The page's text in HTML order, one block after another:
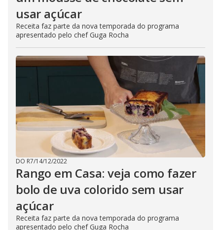
usar açúcar
Receita faz parte da nova temporada do programa
apresentado pelo chef Guga Rocha
DO R7/14/12/2022
Rango em Casa: veja como fazer
bolo de uva colorido sem usar
açúcar
Receita faz parte da nova temporada do programa
apresentado pelo chef Guga Rocha